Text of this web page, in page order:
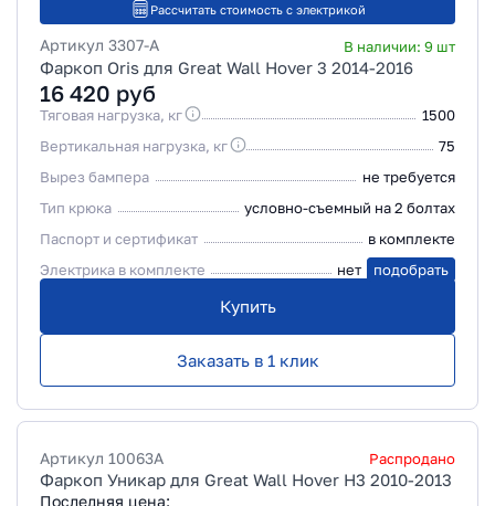
Рассчитать стоимость с электрикой
Артикул 3307-A В наличии: 9 шт
Фаркоп Oris для Great Wall Hover 3 2014-2016
16 420 руб
Тяговая нагрузка, кг
1500
Вертикальная нагрузка, кг
75
Вырез бампера
не требуется
Тип крюка
условно-съемный на 2 болтах
Паспорт и сертификат
в комплекте
Электрика в комплекте
нет подобрать
Купить
Заказать в 1 клик
Артикул 10063A Распродано
Фаркоп Уникар для Great Wall Hover H3 2010-2013
Последняя цена: